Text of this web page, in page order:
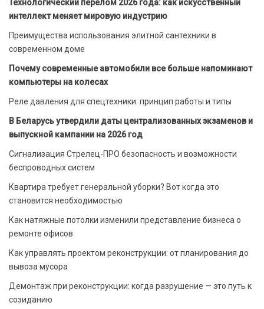
Технологический перелом 2026 года: как искусственный
интеллект меняет мировую индустрию
Преимущества использования элитной сантехники в
современном доме
Почему современные автомобили все больше напоминают
компьютеры на колесах
Реле давления для спецтехники: принцип работы и типы
В Беларусь утвердили даты централизованных экзаменов и
выпускной кампании на 2026 год
Сигнализация Стрелец-ПРО безопасность и возможности
беспроводных систем
Квартира требует генеральной уборки? Вот когда это
становится необходимостью
Как натяжные потолки изменили представление бизнеса о
ремонте офисов
Как управлять проектом реконструкции: от планирования до
вывоза мусора
Демонтаж при реконструкции: когда разрушение — это путь к
созиданию